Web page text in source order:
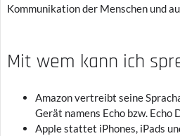
Kommunikation der Menschen und
Mit wem kann ich
Amazon vertreibt seine
Gerät namens Echo bzw. Echo
Apple stattet iPhones, iPads